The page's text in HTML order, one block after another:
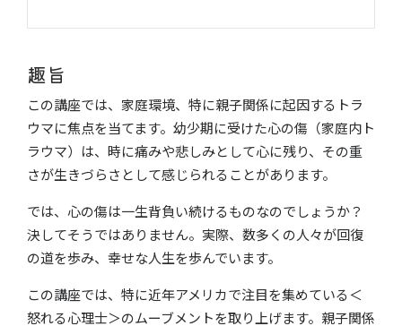
趣旨
この講座では、家庭環境、特に親子関係に起因するトラ
ウマに焦点を当てます。幼少期に受けた心の傷（家庭内ト
ラウマ）は、時に痛みや悲しみとして心に残り、その重
さが生きづらさとして感じられることがあります。
では、心の傷は一生背負い続けるものなのでしょうか？
決してそうではありません。実際、数多くの人々が回復
の道を歩み、幸せな人生を歩んでいます。
この講座では、特に近年アメリカで注目を集めている＜
怒れる心理士＞のムーブメントを取り上げます。親子関係